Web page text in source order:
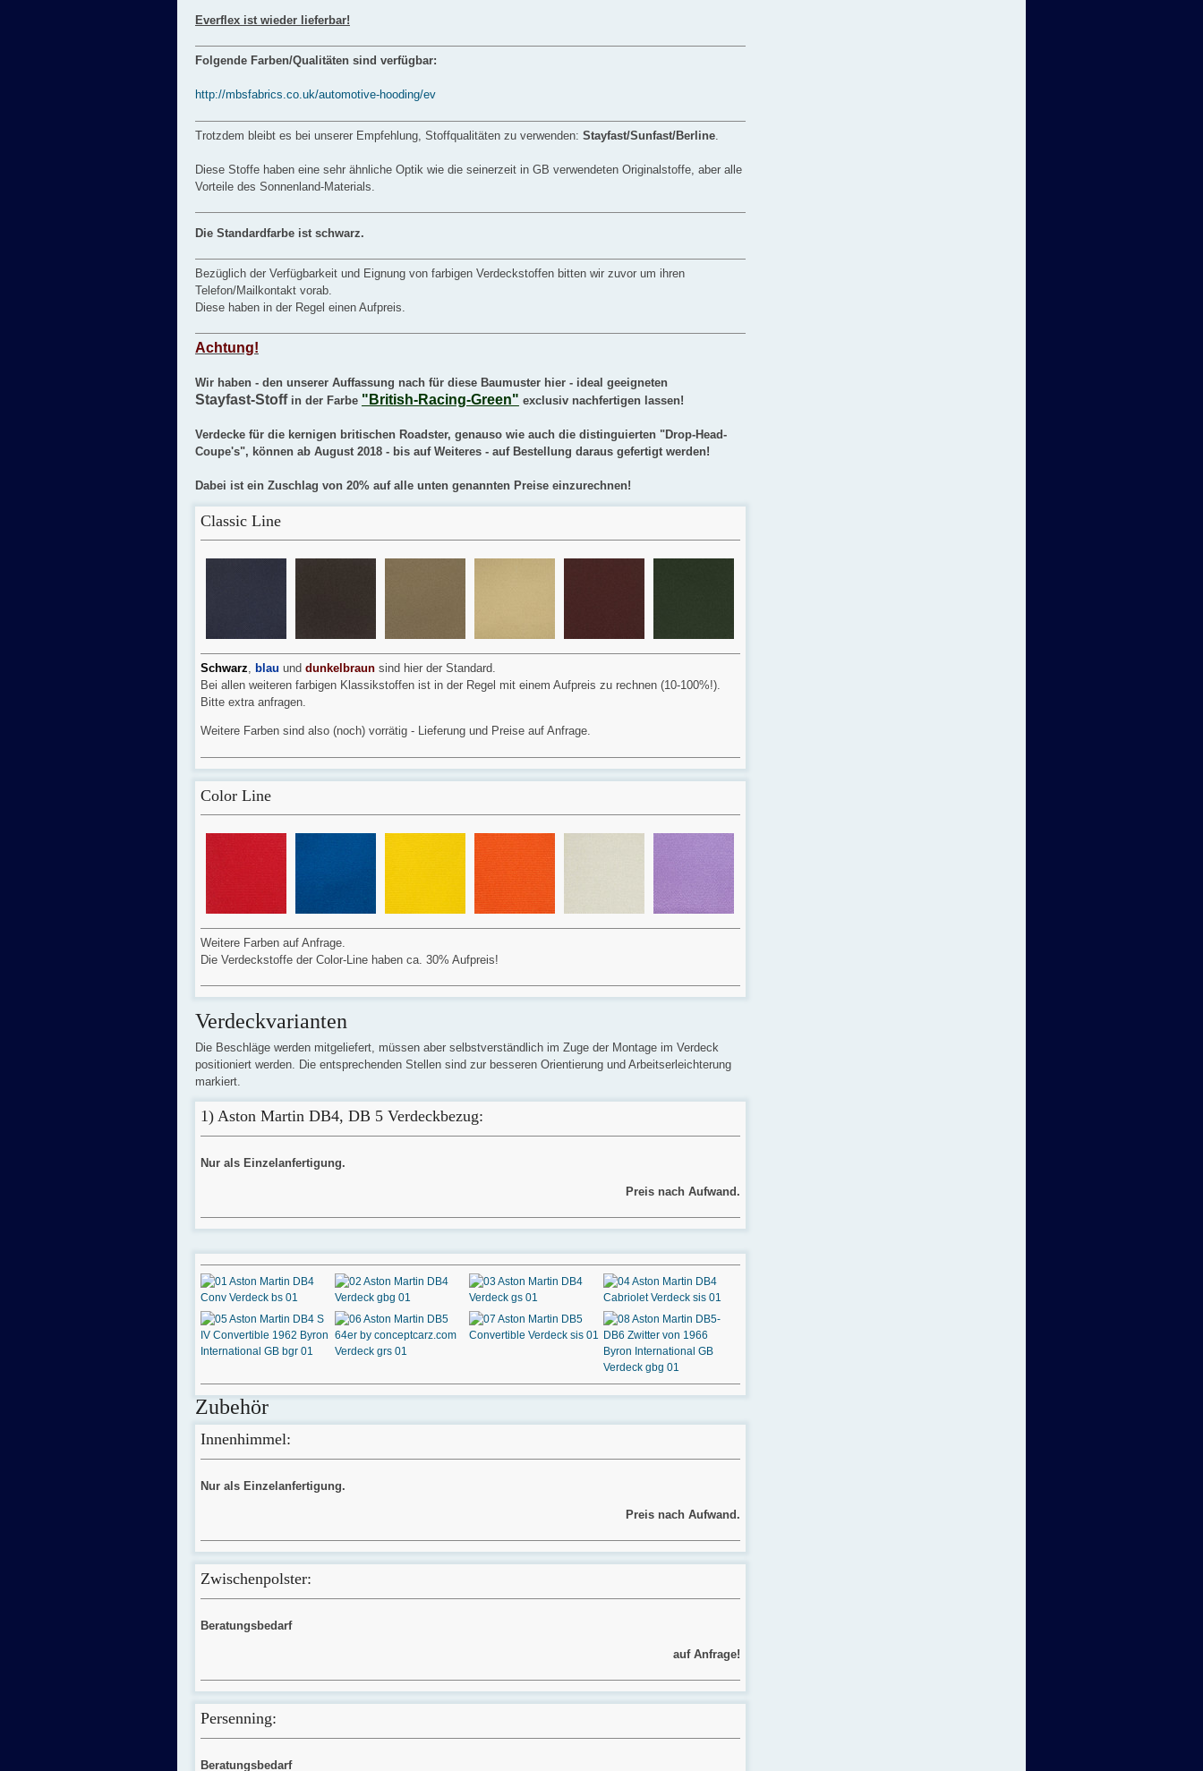
Everflex ist wieder lieferbar!
Folgende Farben/Qualitäten sind verfügbar:
http://mbsfabrics.co.uk/automotive-hooding/ev
Trotzdem bleibt es bei unserer Empfehlung, Stoffqualitäten zu verwenden: Stayfast/Sunfast/Berline.
Diese Stoffe haben eine sehr ähnliche Optik wie die seinerzeit in GB verwendeten Originalstoffe, aber alle
Vorteile des Sonnenland-Materials.
Die Standardfarbe ist schwarz.
Bezüglich der Verfügbarkeit und Eignung von farbigen Verdeckstoffen bitten wir zuvor um ihren
Telefon/Mailkontakt vorab.
Diese haben in der Regel einen Aufpreis.
Achtung!
Wir haben - den unserer Auffassung nach für diese Baumuster hier - ideal geeigneten
Stayfast-Stoffin der Farbe "British-Racing-Green" exclusiv nachfertigen lassen!
Verdecke für die kernigen britischen Roadster, genauso wie auch die distinguierten "Drop-Head-
Coupe's", können ab August 2018 - bis auf Weiteres - auf Bestellung daraus gefertigt werden!
Dabei ist ein Zuschlag von 20% auf alle unten genannten Preise einzurechnen!
Classic Line
Schwarz, blau und dunkelbraunsind hier der Standard.
Bei allen weiteren farbigen Klassikstoffen ist in der Regel mit einem Aufpreis zu rechnen (10-100%!).
Bitte extra anfragen.
Weitere Farben sind also (noch) vorrätig - Lieferung und Preise auf Anfrage.
Color Line
Weitere Farben auf Anfrage.
Die Verdeckstoffe der Color-Line haben ca. 30% Aufpreis!
Verdeckvarianten
Die Beschläge werden mitgeliefert, müssen aber selbstverständlich im Zuge der Montage im Verdeck
positioniert werden. Die entsprechenden Stellen sind zur besseren Orientierung und Arbeitserleichterung
markiert.
1) Aston Martin DB4, DB 5 Verdeckbezug:
Nur als Einzelanfertigung.
Preis nach Aufwand.
Zubehör
Innenhimmel:
Nur als Einzelanfertigung.
Preis nach Aufwand.
Zwischenpolster:
Beratungsbedarf
auf Anfrage!
Persenning:
Beratungsbedarf